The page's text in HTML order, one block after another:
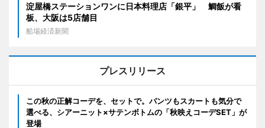
淀屋橋ステーションワンに日本料理店「銀平」 鯛飯が看
板、大阪は5店舗目
船場経済新聞
プレスリリース
この秋の正解コーデを、セットで。パンツもスカートも気分で
選べる、シアーニット×サテンボトムの「秋映えコーデSET」が
登場